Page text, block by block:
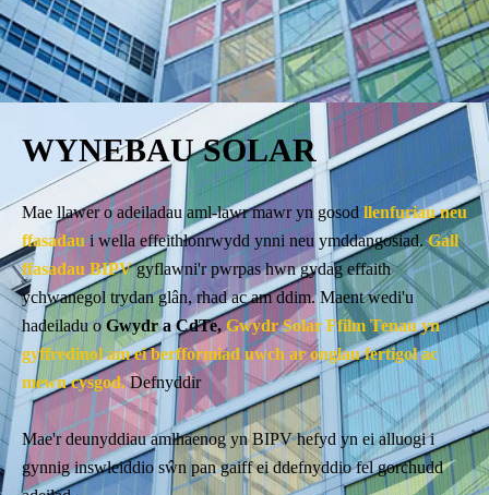
WYNEBAU SOLAR
Mae llawer o adeiladau aml-lawr mawr yn gosod llenfuriau neu
ffasadaui wella effeithlonrwydd ynni neu ymddangosiad.Gall
ffasadau BIPVgyflawni'r pwrpas hwn gydag effaith
ychwanegol trydan glân, rhad ac am ddim. Maent wedi'u
hadeiladu oGwydr a CdTe, Gwydr Solar Ffilm Tenau yn
gyffredinol am ei berfformiad uwch ar onglau fertigol ac
mewn cysgod.Defnyddir
Mae'r deunyddiau amlhaenog yn BIPV hefyd yn ei alluogi i
gynnig inswleiddio sŵn pan gaiff ei ddefnyddio fel gorchudd